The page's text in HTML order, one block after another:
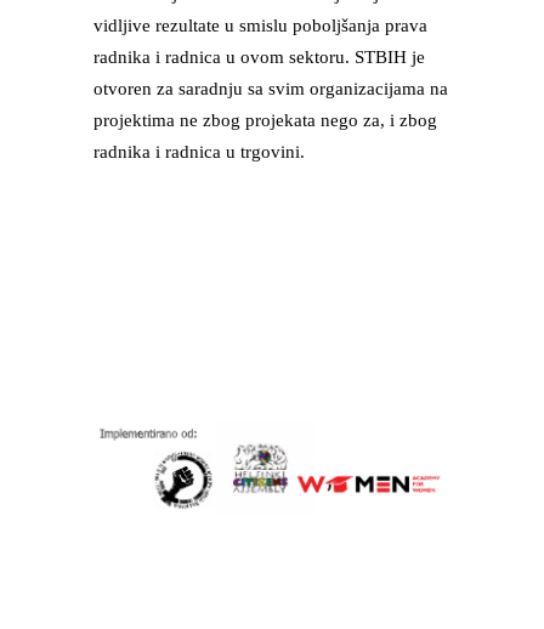
vidljive rezultate u smislu poboljšanja prava
radnika i radnica u ovom sektoru. STBIH je
otvoren za saradnju sa svim organizacijama na
projektima ne zbog projekata nego za, i zbog
radnika i radnica u trgovini.